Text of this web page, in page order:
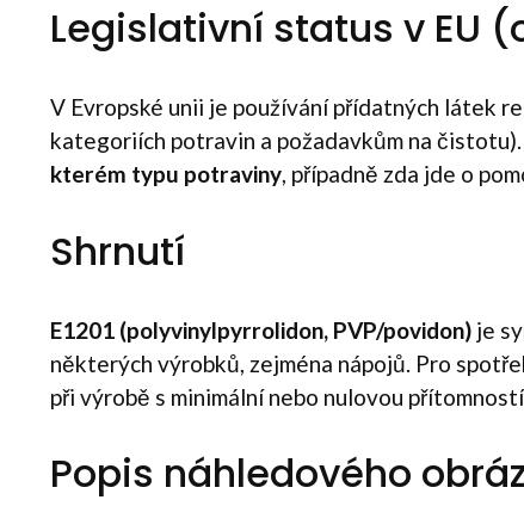
Legislativní status v EU
V Evropské unii je používání přídatných látek
kategoriích potravin a požadavkům na
kterém typu potraviny, případně zda jde o
Shrnutí
E1201 (polyvinylpyrrolidon, PVP/povidon) je
některých výrobků, zejména nápojů. Pro
při výrobě s minimální nebo nulovou
Popis náhledového